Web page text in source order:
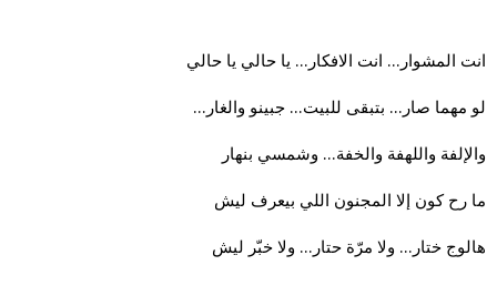
انت المشوار… انت الافكار… يا حالي يا حالي
لو مهما صار… بتبقى للبيت… جبينو والغار…
والإلفة واللهفة والخفة… وشمسي بنهار
ما رح كون إلا المجنون اللي بيعرف ليش
هالوج ختار… ولا مرّة حتار… ولا خبّر ليش